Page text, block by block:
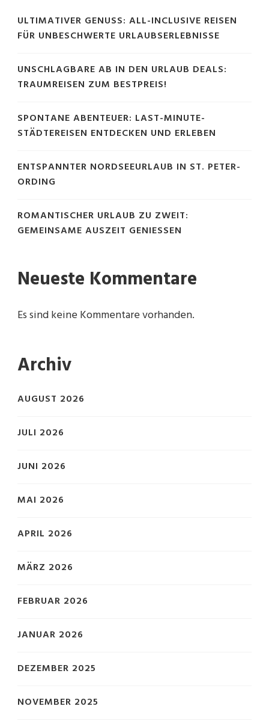
ULTIMATIVER GENUSS: ALL-INCLUSIVE REISEN
FÜR UNBESCHWERTE URLAUBSERLEBNISSE
UNSCHLAGBARE AB IN DEN URLAUB DEALS:
TRAUMREISEN ZUM BESTPREIS!
SPONTANE ABENTEUER: LAST-MINUTE-
STÄDTEREISEN ENTDECKEN UND ERLEBEN
ENTSPANNTER NORDSEEURLAUB IN ST. PETER-
ORDING
ROMANTISCHER URLAUB ZU ZWEIT:
GEMEINSAME AUSZEIT GENIESSEN
Neueste Kommentare
Es sind keine Kommentare vorhanden.
Archiv
AUGUST 2026
JULI 2026
JUNI 2026
MAI 2026
APRIL 2026
MÄRZ 2026
FEBRUAR 2026
JANUAR 2026
DEZEMBER 2025
NOVEMBER 2025